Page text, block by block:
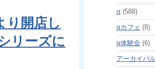
り開店し
リーズに
α (588)
αカフェ (8)
α体験会 (6)
アーカイバ